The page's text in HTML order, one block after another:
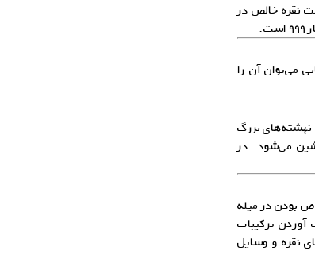
نقره خالص در
می‌توان آن را
نهشته‌های بزرگ
می‌شود. در
بودن در میله
ترکیبات
نقره و وسایل